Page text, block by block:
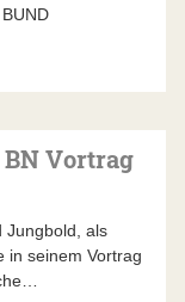
Vortrag
Jungbold, als
in seinem Vortrag